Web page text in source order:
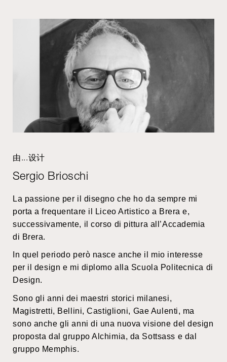
由...设计
Sergio Brioschi
La passione per il disegno che ho da sempre mi
porta a frequentare il Liceo Artistico a Brera e,
successivamente, il corso di pittura all’Accademia
di Brera.
In quel periodo però nasce anche il mio interesse
per il design e mi diplomo alla Scuola Politecnica di
Design.
Sono gli anni dei maestri storici milanesi,
Magistretti, Bellini, Castiglioni, Gae Aulenti, ma
sono anche gli anni di una nuova visione del design
proposta dal gruppo Alchimia, da Sottsass e dal
gruppo Memphis.